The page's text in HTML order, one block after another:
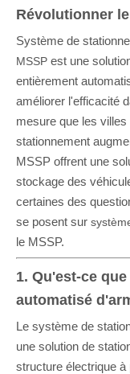
Révolutionner
Système de
MSSP est une
entièrement
améliorer l'efficacité
mesure que les
stationnement
MSSP offrent une
stockage des
certaines des
se posent sur
le MSSP.
1. Qu'est-ce
automatisé
Le système de
une solution de
structure électrique